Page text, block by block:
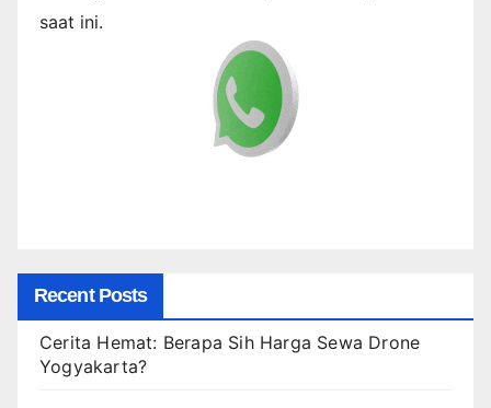
saat ini.
Recent Posts
Cerita Hemat: Berapa Sih Harga Sewa Drone
Yogyakarta?